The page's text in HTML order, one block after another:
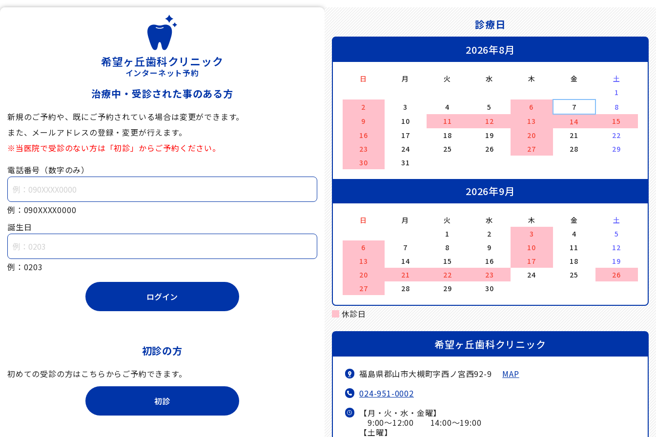
希望ヶ丘歯科クリニック
インターネット予約
治療中・受診された事のある方
新規のご予約や、既にご予約されている場合は変更ができます。
また、メールアドレスの登録・変更が行えます。
※当医院で受診のない方は「初診」からご予約ください。
電話番号（数字のみ）
例：090XXXX0000
誕生日
例：0203
初診の方
初めての受診の方はこちらからご予約できます。
診療日
2026年8月
日 月 火 水 木 金
土
1
2
3 4 5 6 7
8
9
10 11 12 13 14
15
16
17 18 19 20 21
22
23
24 25 26 27 28
29
30
31
2026年9月
日 月 火 水 木 金
土
1
2 3 4
5
6
7 8 9 10 11
12
13
14 15 16 17 18
19
20
21 22 23 24 25
26
27
28 29 30
休診日
希望ヶ丘歯科クリニック
福島県郡山市大槻町字西ノ宮西92-9 MAP
024-951-0002
【月・火・水・金曜】
9:00～12:00 14:00～19:00
【土曜】